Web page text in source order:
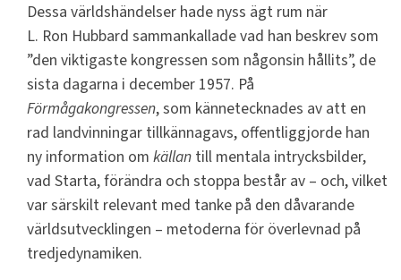
Dessa världshändelser hade nyss ägt rum när
L. Ron Hubbard sammankallade vad han beskrev som
”den viktigaste kongressen som någonsin hållits”, de
sista dagarna i december 1957. På
Förmågakongressen, som kännetecknades av att en
rad landvinningar tillkännagavs, offentliggjorde han
ny information om källan till mentala intrycksbilder,
vad Starta, förändra och stoppa består av – och, vilket
var särskilt relevant med tanke på den dåvarande
världsutvecklingen – metoderna för överlevnad på
tredjedynamiken.